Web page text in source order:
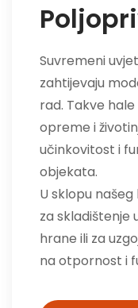
Suvremeni
zahtijevaju
rad. Takve
opreme i
učinkovitost i
objekata.
U sklopu
za skladištenje
hrane ili za
na otpornost i